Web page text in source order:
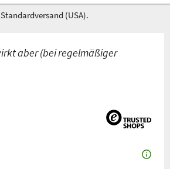
(USA).
aber (bei regelmäßiger